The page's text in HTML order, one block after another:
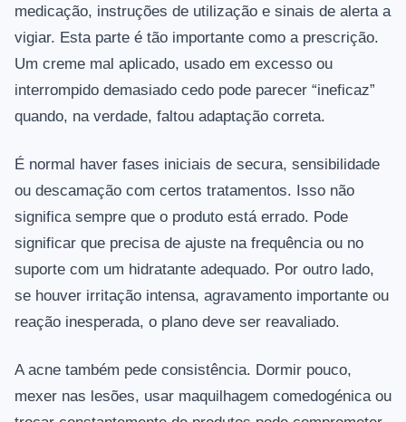
medicação, instruções de utilização e sinais de alerta a
vigiar. Esta parte é tão importante como a prescrição.
Um creme mal aplicado, usado em excesso ou
interrompido demasiado cedo pode parecer “ineficaz”
quando, na verdade, faltou adaptação correta.
É normal haver fases iniciais de secura, sensibilidade
ou descamação com certos tratamentos. Isso não
significa sempre que o produto está errado. Pode
significar que precisa de ajuste na frequência ou no
suporte com um hidratante adequado. Por outro lado,
se houver irritação intensa, agravamento importante ou
reação inesperada, o plano deve ser reavaliado.
A acne também pede consistência. Dormir pouco,
mexer nas lesões, usar maquilhagem comedogénica ou